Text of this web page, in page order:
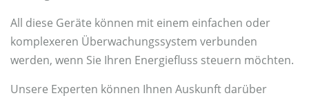
All diese Geräte können mit einem einfachen oder
komplexeren Überwachungssystem verbunden
werden, wenn Sie Ihren Energiefluss steuern möchten.
Unsere Experten können Ihnen Auskunft darüber